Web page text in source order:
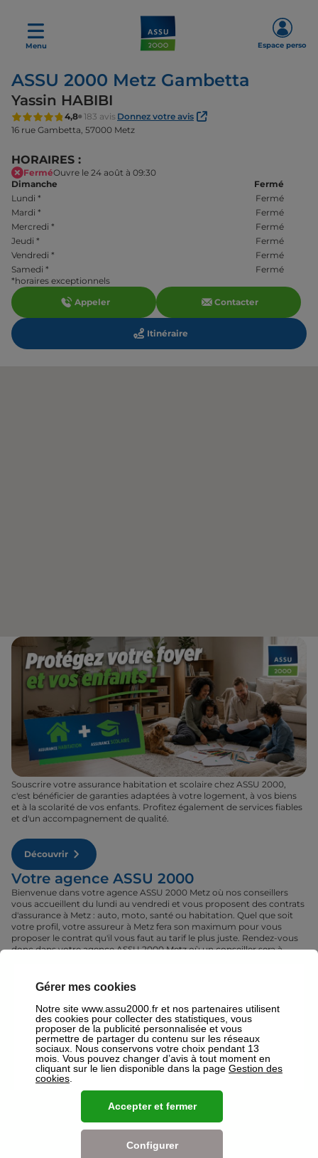
Menu Espace perso
ASSU 2000 Metz Gambetta
Yassin HABIBI
4,8 183 avis Donnez votre avis
16 rue Gambetta, 57000 Metz
HORAIRES :
FerméOuvre le 24 août à 09:30
Dimanche
Fermé
Lundi *
Fermé
Mardi *
Fermé
Mercredi *
Fermé
Jeudi *
Fermé
Vendredi *
Fermé
Samedi *
Fermé
*horaires exceptionnels
Appeler
Contacter
Itinéraire
Souscrire votre assurance habitation et scolaire chez ASSU 2000,
c'est bénéficier de garanties adaptées à votre logement, à vos biens
et à la scolarité de vos enfants. Profitez également de services fiables
et d'un accompagnement de qualité.
Découvrir
Votre agence ASSU 2000
Bienvenue dans votre agence ASSU 2000 Metz où nos conseillers
vous accueillent du lundi au vendredi et vous proposent des contrats
d'assurance à Metz : auto, moto, santé ou habitation. Quel que soit
votre profil, votre assureur à Metz fera son maximum pour vous
proposer le contrat qu'il vous faut au tarif le plus juste. Rendez-vous
donc dans votre agence ASSU 2000 Metz où un conseiller sera à
Nos offres pour les particuliers
Assurance Auto
de conducteurs. Jeunes permis,
conducteurs expérimentés,
malussés ou résiliés : nous avons
des solutions pour chacun.
Gérer mes cookies
Notre site www.assu2000.fr et nos partenaires utilisent
des cookies pour collecter des statistiques, vous
proposer de la publicité personnalisée et vous
permettre de partager du contenu sur les réseaux
sociaux. Nous conservons votre choix pendant 13
mois. Vous pouvez changer d’avis à tout moment en
cliquant sur le lien disponible dans la page Gestion des
cookies
Configurer
Accepter et fermer